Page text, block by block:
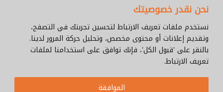
نحن نقدر خصوصيتك
نستخدم ملفات تعريف الارتباط لتحسين تجربتك في التصفح،
وتقديم إعلانات أو محتوى مخصص، وتحليل حركة المرور لدينا.
بالنقر على 'قبول الكل'، فإنك توافق على استخدامنا لملفات
تعريف الارتباط.
الموافقة
بريدك
الإلكتروني
© جميع الحقوق محفوظة 2026 |
Le61.ma